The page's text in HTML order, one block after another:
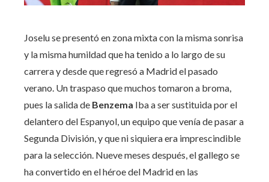
Joselu se presentó en zona mixta con la misma sonrisa
y la misma humildad que ha tenido a lo largo de su
carrera y desde que regresó a Madrid el pasado
verano. Un traspaso que muchos tomaron a broma,
pues la salida de Benzema Iba a ser sustituida por el
delantero del Espanyol, un equipo que venía de pasar a
Segunda División, y que ni siquiera era imprescindible
para la selección. Nueve meses después, el gallego se
ha convertido en el héroe del Madrid en las